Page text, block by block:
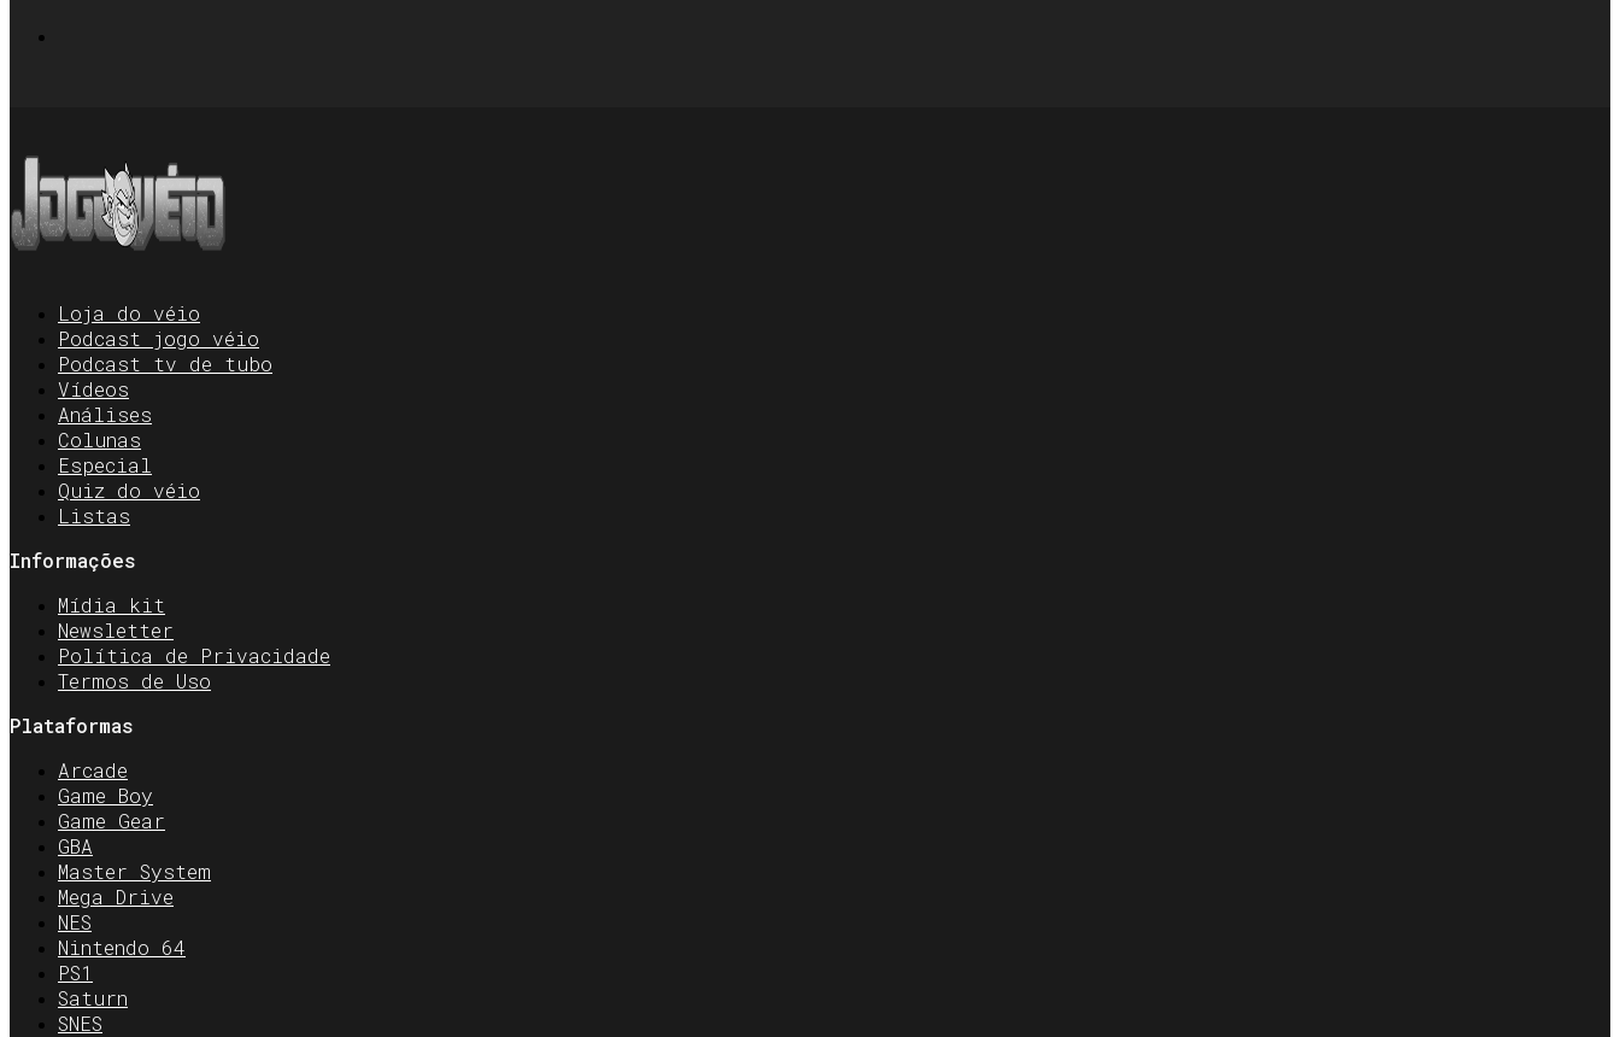
Loja do véio
Podcast jogo véio
Podcast tv de tubo
Vídeos
Análises
Colunas
Especial
Quiz do véio
Listas
Informações
Mídia kit
Newsletter
Política de Privacidade
Termos de Uso
Plataformas
Arcade
Game Boy
Game Gear
GBA
Master System
Mega Drive
NES
Nintendo 64
PS1
Saturn
SNES